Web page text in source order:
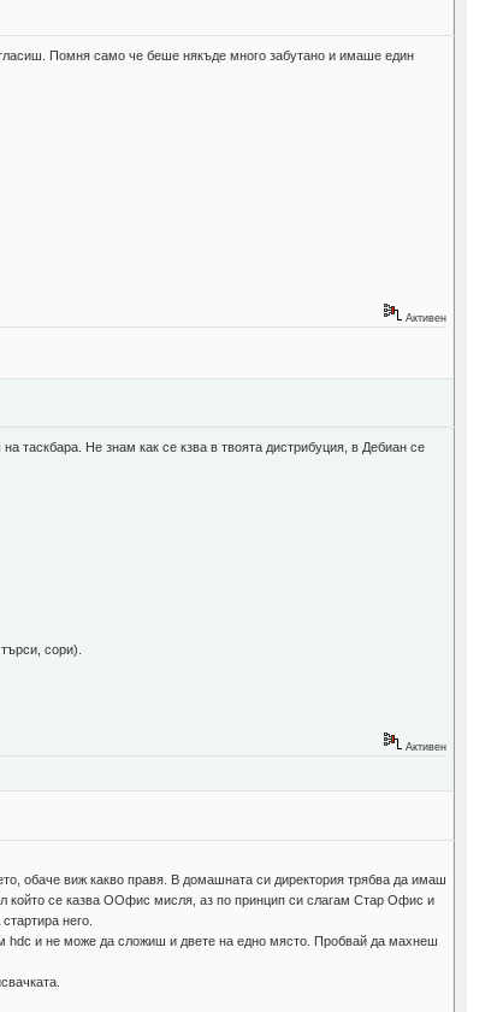
Помня само че беше някъде много забутано и имаше един
Активен
Не знам как се кзва в твоята дистрибуция, в Дебиан се
сори).
Активен
обаче виж какво правя. В домашната си директория трябва да имаш
който се казва ООфис мисля, аз по принцип си слагам Стар Офис и
него.
hdc и не може да сложиш и двете на едно място. Пробвай да махнеш